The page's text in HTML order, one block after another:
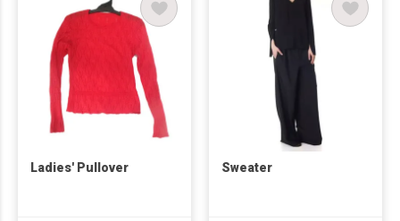
Ladies' Pullover Sweater